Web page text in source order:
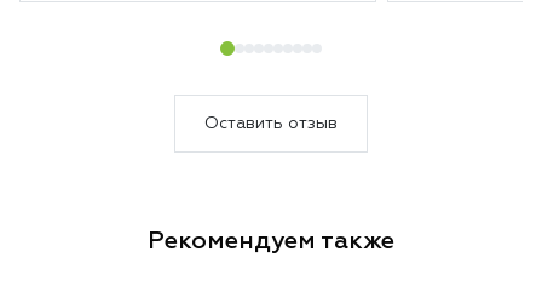
Оставить отзыв
Рекомендуем также